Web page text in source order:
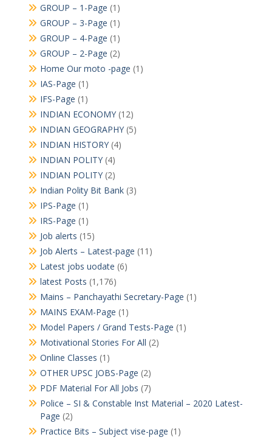
GROUP – 1-Page (1)
GROUP – 3-Page (1)
GROUP – 4-Page (1)
GROUP – 2-Page (2)
Home Our moto -page (1)
IAS-Page (1)
IFS-Page (1)
INDIAN ECONOMY(12)
INDIAN GEOGRAPHY(5)
INDIAN HISTORY(4)
INDIAN POLITY(4)
INDIAN POLITY(2)
Indian Polity Bit Bank(3)
IPS-Page (1)
IRS-Page (1)
Job alerts (15)
Job Alerts – Latest-page (11)
Latest jobs uodate (6)
latest Posts (1,176)
Mains – Panchayathi Secretary-Page (1)
MAINS EXAM-Page (1)
Model Papers / Grand Tests-Page (1)
Motivational Stories For All (2)
Online Classes (1)
OTHER UPSC JOBS-Page (2)
PDF Material For All Jobs (7)
Police – SI & Constable Inst Material – 2020 Latest-
Page (2)
Practice Bits – Subject vise-page (1)